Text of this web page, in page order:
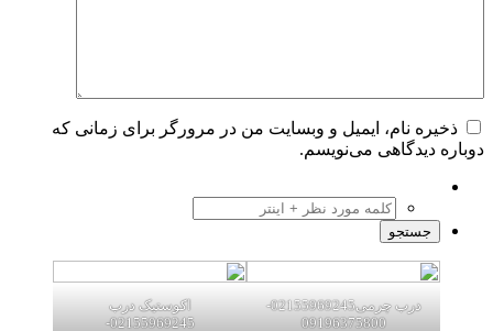
ذخیره نام، ایمیل و وبسایت من در مرورگر برای زمانی که
دوباره دیدگاهی می‌نویسم.
درب چرمی02155969245-
09196375800
اکوستیک درب
02155969245-